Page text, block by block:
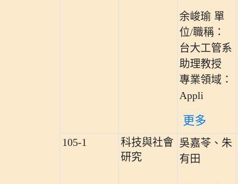
余峻瑜 單
位/職稱：
台大工管系
助理教授
專業領域：
Appli
更多
105-1
科技與社會
研究
吳嘉苓、朱
有田